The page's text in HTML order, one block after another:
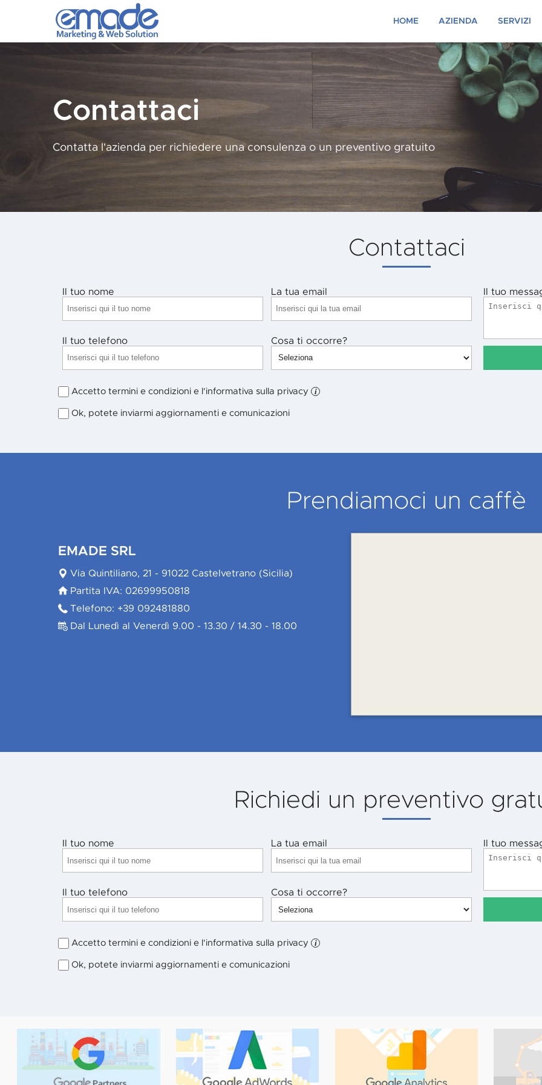
HOME AZIENDA SERVIZI
Pagamento
SEO
Content
Social
Contattaci
Contatta l'azienda per richiedere una consulenza o un preventivo gratuito
Contattaci
Il tuo nome La tua email
Il tuo telefono Cosa ti occorre?
Il tuo
Accetto termini e condizioni e l'informativa sulla privacy i
Ok, potete inviarmi aggiornamenti e comunicazioni
Prendiamoci un caffè
EMADE SRL
Via Quintiliano, 21 - 91022 Castelvetrano (Sicilia)
Partita IVA: 02699950818
Telefono: +39 092481880
Dal Lunedì al Venerdì 9.00 - 13.30 / 14.30 - 18.00
Richiedi un preventivo
Il tuo nome La tua email
Il tuo telefono Cosa ti occorre?
Il tuo
Accetto termini e condizioni e l'informativa sulla privacy i
Ok, potete inviarmi aggiornamenti e comunicazioni